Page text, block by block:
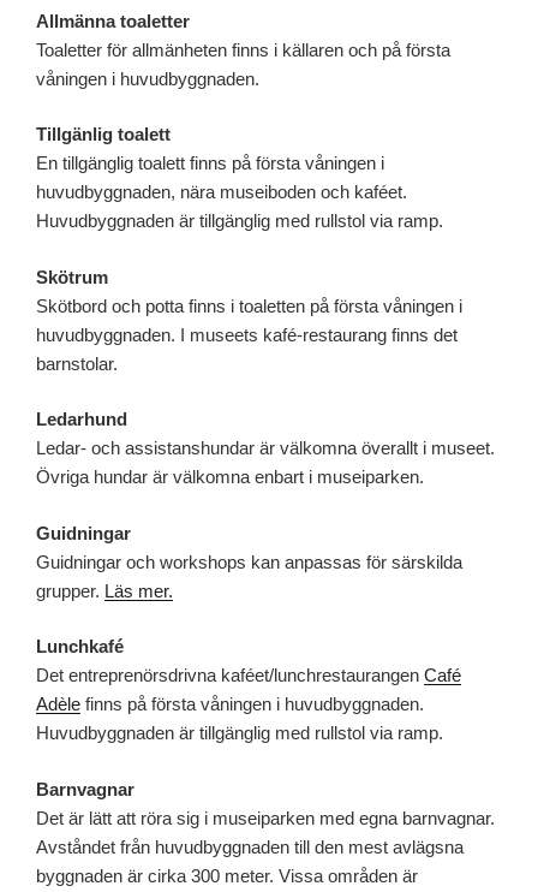
Allmänna toaletter
Toaletter för allmänheten finns i källaren och på första
våningen i huvudbyggnaden.
Tillgänlig toalett
En tillgänglig toalett finns på första våningen i
huvudbyggnaden, nära museiboden och kaféet.
Huvudbyggnaden är tillgänglig med rullstol via ramp.
Skötrum
Skötbord och potta finns i toaletten på första våningen i
huvudbyggnaden. I museets kafé-restaurang finns det
barnstolar.
Ledarhund
Ledar- och assistanshundar är välkomna överallt i museet.
Övriga hundar är välkomna enbart i museiparken.
Guidningar
Guidningar och workshops kan anpassas för särskilda
grupper. Läs mer.
Lunchkafé
Det entreprenörsdrivna kaféet/lunchrestaurangen Café
Adèle finns på första våningen i huvudbyggnaden.
Huvudbyggnaden är tillgänglig med rullstol via ramp.
Barnvagnar
Det är lätt att röra sig i museiparken med egna barnvagnar.
Avståndet från huvudbyggnaden till den mest avlägsna
byggnaden är cirka 300 meter. Vissa områden är